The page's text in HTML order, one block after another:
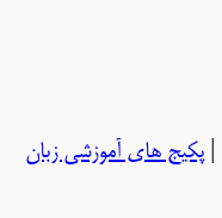
|پکیج های آموزشی زبان